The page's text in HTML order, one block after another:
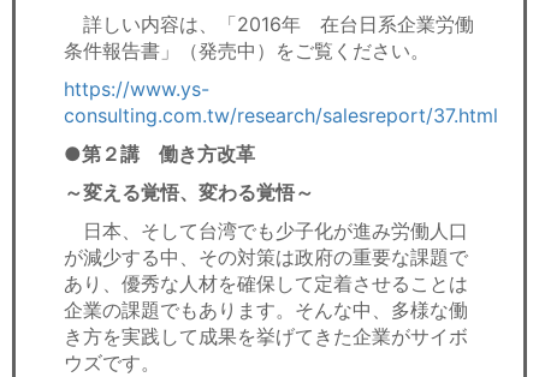
詳しい内容は、「2016年 在台日系企業労働
条件報告書」（発売中）をご覧ください。
https://www.ys-
consulting.com.tw/research/salesreport/37.html
●第２講 働き方改革
～変える覚悟、変わる覚悟～
日本、そして台湾でも少子化が進み労働人口
が減少する中、その対策は政府の重要な課題で
あり、優秀な人材を確保して定着させることは
企業の課題でもあります。そんな中、多様な働
き方を実践して成果を挙げてきた企業がサイボ
ウズです。